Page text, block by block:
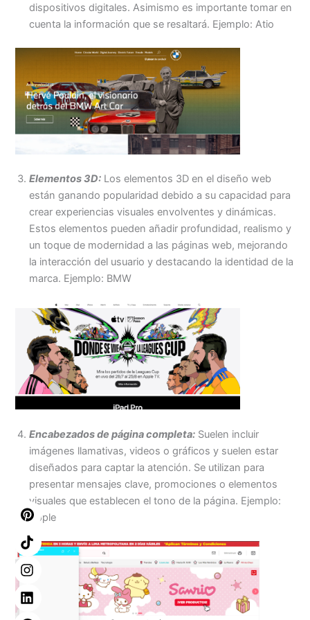
dispositivos digitales. Asimismo es importante tomar en
cuenta la información que se resaltará. Ejemplo: Atio
Elementos 3D: Los elementos 3D en el diseño web
están ganando popularidad debido a su capacidad para
crear experiencias visuales envolventes y dinámicas.
Estos elementos pueden añadir profundidad, realismo y
un toque de modernidad a las páginas web, mejorando
la interacción del usuario y destacando la identidad de la
marca. Ejemplo: BMW
Encabezados de página completa: Suelen incluir
imágenes llamativas, videos o gráficos y suelen estar
diseñados para captar la atención. Se utilizan para
presentar mensajes clave, promociones o elementos
visuales que establecen el tono de la página. Ejemplo:
Apple